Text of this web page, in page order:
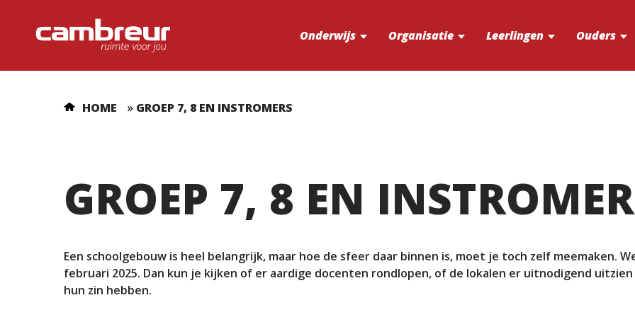
Onderwijs Organisatie Leerlingen Ouders
HOME » GROEP 7, 8 EN INSTROMERS
GROEP 7, 8 EN
Een schoolgebouw is heel belangrijk, maar hoe de sfeer daar binnen is, moet je toch zelf meemaken.
februari 2025. Dan kun je kijken of er aardige docenten rondlopen, of de lokalen er uitnodigend
hun zin hebben.